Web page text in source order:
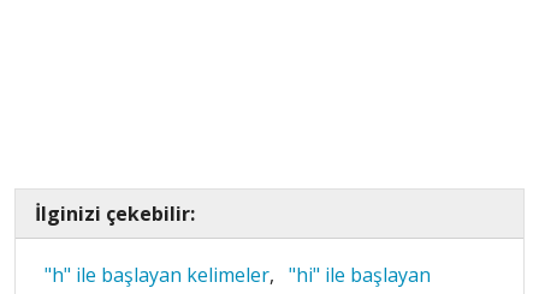
İlginizi çekebilir:
"h" ile başlayan kelimeler, "hi" ile başlayan